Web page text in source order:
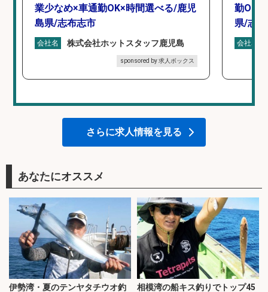
業少なめ×車通勤OK×時間選べる/鹿児
島県/志布志市
会社名 株式会社ホットスタッフ鹿児島
sponsored by 求人ボックス
勤OK×
県/志
会社名
さらに求人情報を見る
あなたにオススメ
伊勢湾・夏のテンヤタチウオ釣
相模湾の船キス釣りでトップ45